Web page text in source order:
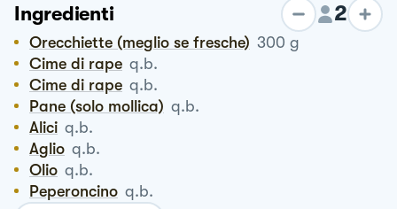
Ingredienti 2
Orecchiette (meglio se fresche) 300 g
Cime di rape q.b.
Cime di rape q.b.
Pane (solo mollica) q.b.
Alici q.b.
Aglio q.b.
Olio q.b.
Peperoncino q.b.